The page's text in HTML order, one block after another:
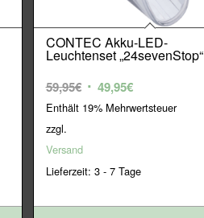
CONTEC Akku-LED-
Leuchtenset „24sevenStop“
59,95€ Ursprünglicher
Preis
49,95€Aktueller
Preis
Enthält 19% Mehrwertsteuer
zzgl.
Versand
Lieferzeit: 3 - 7 Tage